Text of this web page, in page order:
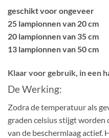
geschikt voor ongeveer
25 lampionnen van 20 cm
20 lampionnen van 35 cm
13 lampionnen van 50 cm
Klaar voor gebruik, in een
De Werking:
Zodra de temperatuur als
graden celsius stijgt worden
van de beschermlaag actief.